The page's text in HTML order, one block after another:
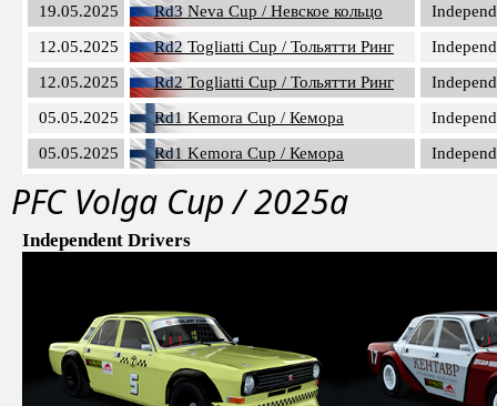
19.05.2025
Rd3 Neva Cup / Невское кольцо
12.05.2025
Rd2 Togliatti Cup / Тольятти Ринг
12.05.2025
Rd2 Togliatti Cup / Тольятти Ринг
05.05.2025
Rd1 Kemora Cup / Кемора
05.05.2025
Rd1 Kemora Cup / Кемора
PFС Volga Cup / 2025a
Independent Drivers